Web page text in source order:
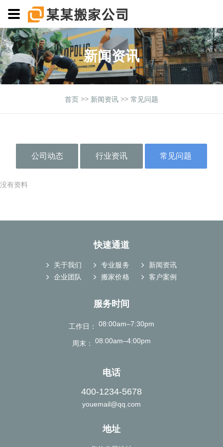
新闻资讯
首页>> 新闻资讯 >>常见问题
公司动态 行业资讯 常见问题
没有资料
快速通道
关于我们
企业团队
专业服务
搬家价格
新闻资讯
客户案例
服务时间
工作日 08:00am–7:30pm
周末 08:00am–4:00pm
电话
400-1234-5678
youemail@qq.com
地址